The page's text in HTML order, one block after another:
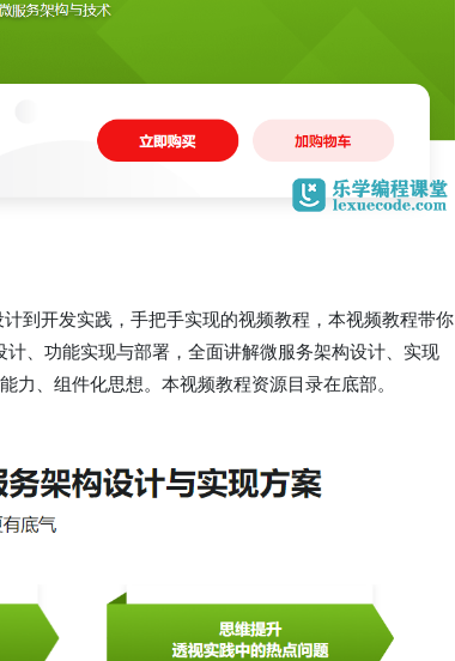
到开发实践，手把手实现的视频教程，本视频教程带你
、功能实现与部署，全面讲解微服务架构设计、实现
力、组件化思想。本视频教程资源目录在底部。